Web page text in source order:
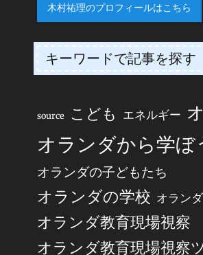
木村祐理のプロフィールはこちら
キーワードで記事を探す
source こども エネルギー
オランダから学ぼ
オランダの子どもたち
オランダの学校 オラン
オランダ教育現場視察
オランダ教育現場視察